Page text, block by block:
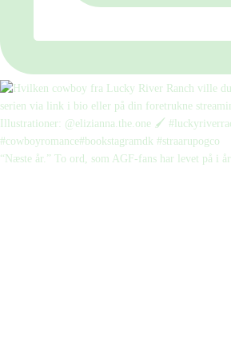
“Næste år.” To ord, som AGF-fans har levet på i år